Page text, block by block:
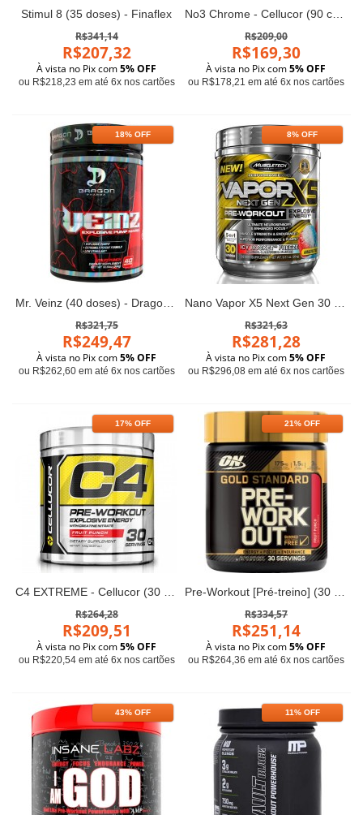
Stimul 8 (35 doses) - Finaflex
R$341,14
R$207,32
À vista no Pix com5% OFF
ou R$218,23 em até 6x nos cartões
No3 Chrome - Cellucor (90 cápsulas)
R$209,00
R$169,30
À vista no Pix com5% OFF
ou R$178,21 em até 6x nos cartões
18% OFF
Mr. Veinz (40 doses) - Dragon Pharma
R$321,75
R$249,47
À vista no Pix com5% OFF
ou R$262,60 em até 6x nos cartões
8% OFF
Nano Vapor X5 Next Gen 30 doses - MuscleTech
R$321,63
R$281,28
À vista no Pix com5% OFF
ou R$296,08 em até 6x nos cartões
17% OFF
C4 EXTREME - Cellucor (30 doses)
R$264,28
R$209,51
À vista no Pix com5% OFF
ou R$220,54 em até 6x nos cartões
21% OFF
Pre-Workout [Pré-treino] (30 porções) - Optimum
R$334,57
R$251,14
À vista no Pix com5% OFF
ou R$264,36 em até 6x nos cartões
43% OFF 11% OFF